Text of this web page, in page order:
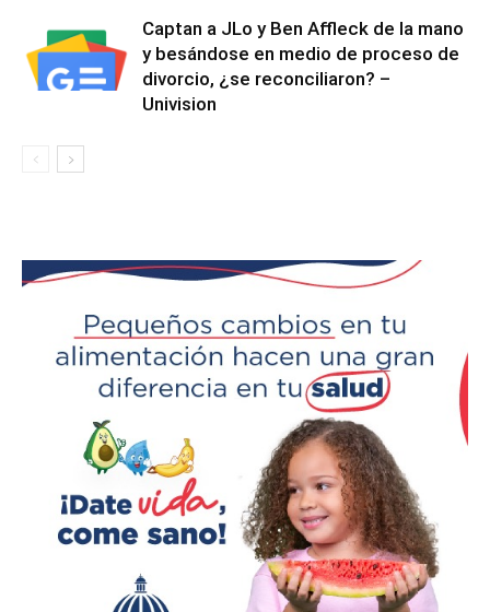
Captan a JLo y Ben Affleck de la mano
y besándose en medio de proceso de
divorcio, ¿se reconciliaron? –
Univision